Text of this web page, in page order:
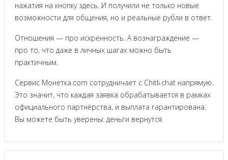
нажатия на кнопку здесь. И получили не только новые
возможности для общения, но и реальные рубли в ответ.
Отношения — про искренность. А вознаграждение —
про то, что даже в личных шагах можно быть
практичным.
Сервис Монетка.com сотрудничает с Chitli.chat напрямую.
Это значит, что каждая заявка обрабатывается в рамках
официального партнёрства, и выплата гарантирована.
Вы можете быть уверены: деньги вернутся.